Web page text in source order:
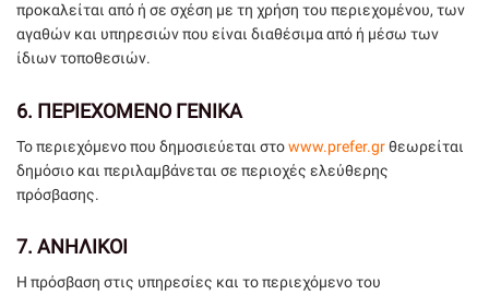
προκαλείται από ή σε σχέση με τη χρήση του περιεχομένου, των
αγαθών και υπηρεσιών που είναι διαθέσιμα από ή μέσω των
ίδιων τοποθεσιών.
6. ΠΕΡΙΕΧΟΜΕΝΟ ΓΕΝΙΚΑ
Το περιεχόμενο που δημοσιεύεται στοwww.prefer.grθεωρείται
δημόσιο και περιλαμβάνεται σε περιοχές ελεύθερης
πρόσβασης.
7. ΑΝΗΛΙΚΟΙ
Η πρόσβαση στις υπηρεσίες και το περιεχόμενο του